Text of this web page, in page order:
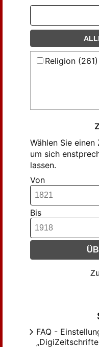
Religion (261)
Wählen Sie einen
um sich
lassen.
Von
Bis
FAQ -